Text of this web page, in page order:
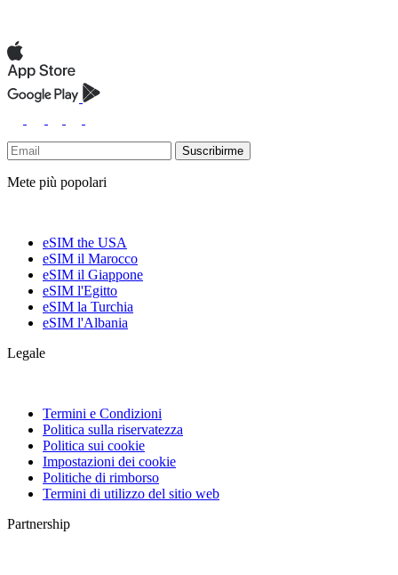
Suscribirme
Mete più popolari
eSIM the USA
eSIM il Marocco
eSIM il Giappone
eSIM l'Egitto
eSIM la Turchia
eSIM l'Albania
Legale
Termini e Condizioni
Politica sulla riservatezza
Politica sui cookie
Impostazioni dei cookie
Politiche di rimborso
Termini di utilizzo del sitio web
Partnership